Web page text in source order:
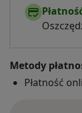
Metody
Płatność